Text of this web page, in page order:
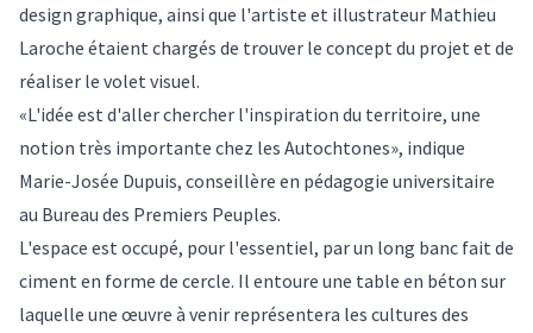
design graphique, ainsi que l'artiste et illustrateur Mathieu
Laroche étaient chargés de trouver le concept du projet et de
réaliser le volet visuel.
«L'idée est d'aller chercher l'inspiration du territoire, une
notion très importante chez les Autochtones», indique
Marie-Josée Dupuis, conseillère en pédagogie universitaire
au Bureau des Premiers Peuples.
L'espace est occupé, pour l'essentiel, par un long banc fait de
ciment en forme de cercle. Il entoure une table en béton sur
laquelle une œuvre à venir représentera les cultures des